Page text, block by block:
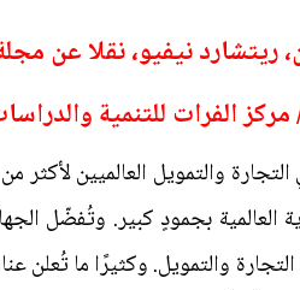
نيفيو، نقلا عن
الفرات للتنمية
التجارة والتمويل العالميين
العالمية بجمودٍ كبير. وتُفضّل
والتمويل. وكثيرًا ما تُعلن